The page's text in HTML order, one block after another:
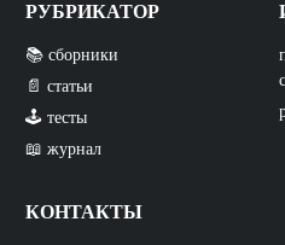
РУБРИКАТОР
📚 сборники
📄 статьи
🕹️ тесты
📖 журнал
КОНТАКТЫ